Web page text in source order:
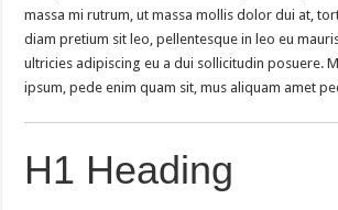
massa mi rutrum, ut massa mollis dolor dui at,
diam pretium sit leo, pellentesque in leo eu
ultricies adipiscing eu a dui sollicitudin posuere.
ipsum, pede enim quam sit, mus aliquam amet
H1 Heading